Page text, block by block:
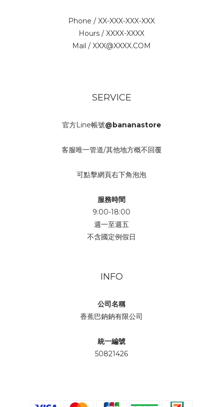
Phone / XX-XXX-XXX-XXX
Hours / XXXX-XXXX
Mail / XXX@XXXX.COM
SERVICE
官方Line帳號@bananastore
客服唯一管道/其他地方概不回覆
可點擊網頁右下角泡泡
服務時間
9:00-18:00
週一至週五
不含國定例假日
INFO
公司名稱
香蕉巴鈉鈉有限公司
統一編號
50821426